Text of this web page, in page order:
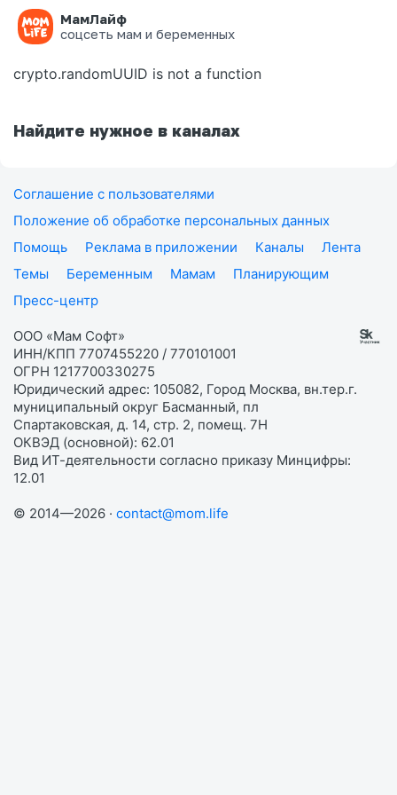
МамЛайф
соцсеть мам и беременных
Ошибка на странице
crypto.randomUUID is not a function
Найдите нужное в каналах
Соглашение с пользователями
Положение об обработке персональных данных
Помощь
Реклама в приложении Каналы
Лента
Темы
Беременным Мамам
Планирующим
Пресс-центр
ООО «Мам Софт»
ИНН/КПП 7707455220 / 770101001
ОГРН 1217700330275
Юридический адрес: 105082, Город Москва, вн.тер.г.
муниципальный округ Басманный, пл
Спартаковская, д. 14, стр. 2, помещ. 7Н
ОКВЭД (основной): 62.01
Вид ИТ-деятельности согласно приказу Минцифры:
12.01
© 2014—2026 · contact@mom.life